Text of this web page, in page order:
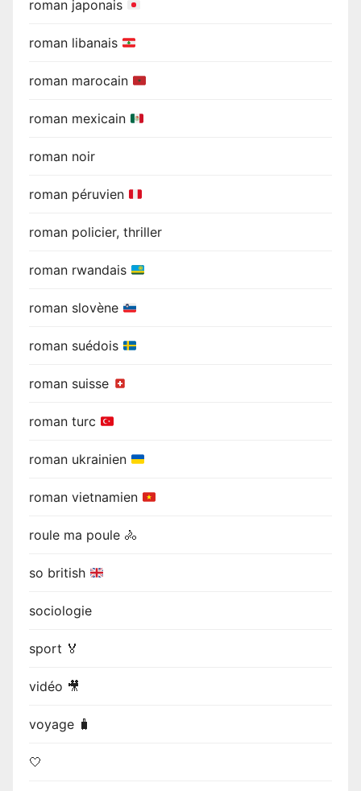
roman japonais
roman libanais
roman marocain
roman mexicain
roman noir
roman péruvien
roman policier, thriller
roman rwandais
roman slovène
roman suédois
roman suisse
roman turc
roman ukrainien
roman vietnamien
roule ma poule 🚴
so british
sociologie
sport 🏅
vidéo 🎥
voyage 🧳
🤍